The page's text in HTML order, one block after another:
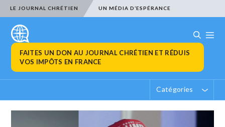
LE JOURNAL CHRÉTIEN UN MÉDIA D’ESPÉRANCE
FAITES UN DON AU JOURNAL CHRÉTIEN ET RÉDUIS
VOS IMPÔTS EN FRANCE
Catégories